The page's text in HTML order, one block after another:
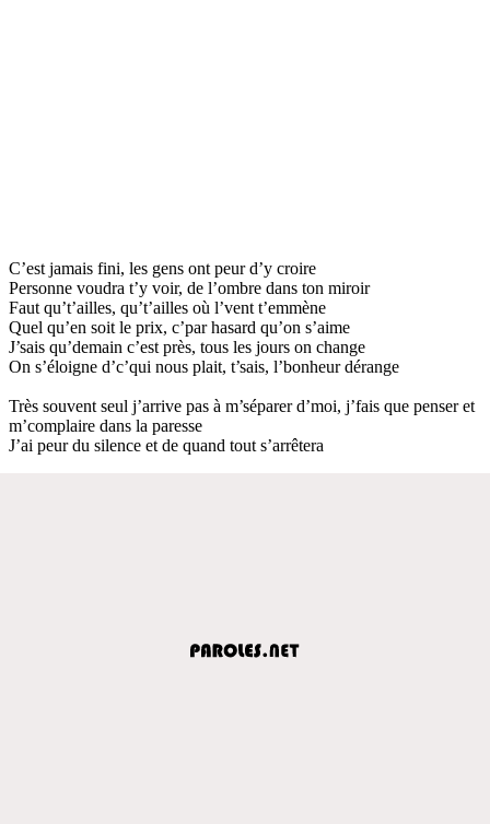
C’est jamais fini, les gens ont peur d’y croire
Personne voudra t’y voir, de l’ombre dans ton miroir
Faut qu’t’ailles, qu’t’ailles où l’vent t’emmène
Quel qu’en soit le prix, c’par hasard qu’on s’aime
J’sais qu’demain c’est près, tous les jours on change
On s’éloigne d’c’qui nous plait, t’sais, l’bonheur dérange
Très souvent seul j’arrive pas à m’séparer d’moi, j’fais que penser et
m’complaire dans la paresse
J’ai peur du silence et de quand tout s’arrêtera